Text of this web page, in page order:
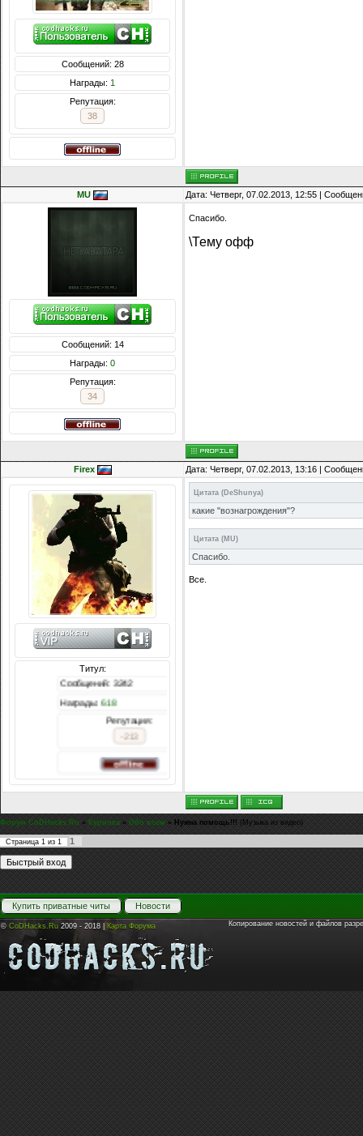
Сообщений: 28
Награды: 1
Репутация:
38
MU Дата: Четверг, 07.02.2013, 12:55 |
Сообщений: 14
Награды: 0
Репутация:
34
Спасибо.
\Тему офф
Firex Дата: Четверг, 07.02.2013, 13:16 |
Титул:
3242
Цитата ( DeShunya)
какие "вознагрождения"?
Цитата (MU)
Спасибо.
Все.
Форум CoDHacks.Ru » Курилка » Обо всем » Нужна помощь!!! (Музыка из видео)
Страница 1 из 1 1
Купить приватные читы Новости
© CoDHacks.Ru 2009 - 2018 | Карта Форума Копирование новостей и файлов